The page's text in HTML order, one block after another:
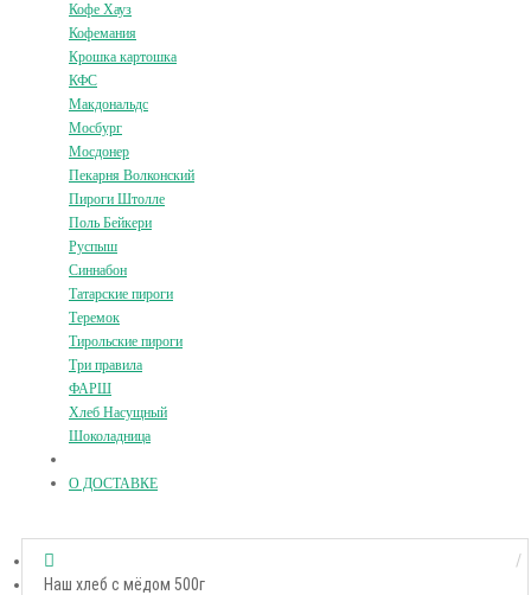
Кофе Хауз
Кофемания
Крошка картошка
КФС
Макдональдс
Мосбург
Мосдонер
Пекарня Волконский
Пироги Штолле
Поль Бейкери
Руспыш
Синнабон
Татарские пироги
Теремок
Тирольские пироги
Три правила
ФАРШ
Хлеб Насущный
Шоколадница
О ДОСТАВКЕ
Наш хлеб с мёдом 500г